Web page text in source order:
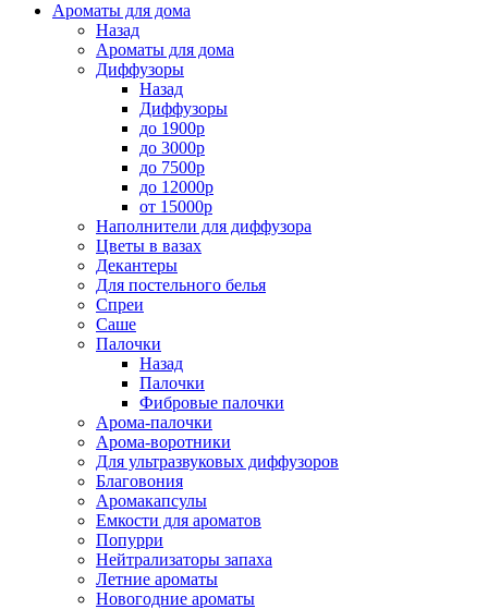
Ароматы для дома
Назад
Ароматы для дома
Диффузоры
Назад
Диффузоры
до 1900р
до 3000р
до 7500р
до 12000р
от 15000р
Наполнители для диффузора
Цветы в вазах
Декантеры
Для постельного белья
Спреи
Саше
Палочки
Назад
Палочки
Фибровые палочки
Арома-палочки
Арома-воротники
Для ультразвуковых диффузоров
Благовония
Аромакапсулы
Емкости для ароматов
Попурри
Нейтрализаторы запаха
Летние ароматы
Новогодние ароматы